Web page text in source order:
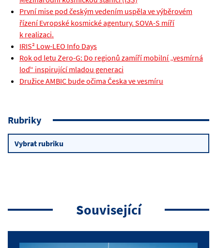
První mise pod českým vedením uspěla ve výběrovém
řízení Evropské kosmické agentury. SOVA-S míří
k realizaci.
IRIS² Low-LEO Info Days
Rok od letu Zero-G: Do regionů zamíří mobilní „vesmírná
loď“ inspirující mladou generaci
Družice AMBIC bude očima Česka ve vesmíru
Rubriky
Rubriky
Související